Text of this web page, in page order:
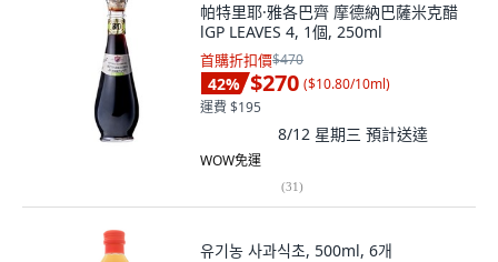
帕特里耶·雅各巴齊 摩德納巴薩米克醋
lGP LEAVES 4, 1個, 250ml
首購折扣價$470
42% $270 ($10.80/10ml)
運費 $195
8/12 星期三 預計送達
WOW免運
(31)
유기농 사과식초, 500ml, 6개